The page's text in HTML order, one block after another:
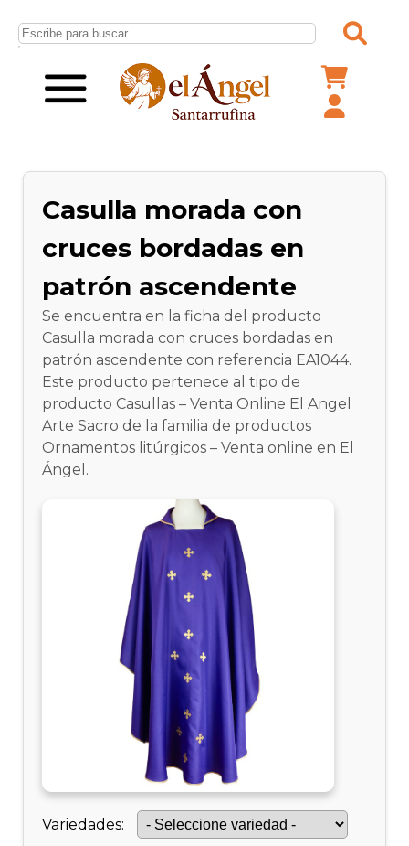
Casulla morada con
cruces bordadas en
patrón ascendente
Se encuentra en la ficha del producto
Casulla morada con cruces bordadas en
patrón ascendente con referencia EA1044.
Este producto pertenece al tipo de
producto Casullas – Venta Online El Angel
Arte Sacro de la familia de productos
Ornamentos litúrgicos – Venta online en El
Ángel.
Variedades: